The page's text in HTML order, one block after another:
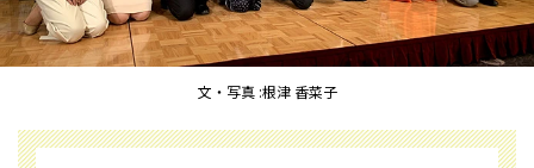
文・写真 :根津 香菜子